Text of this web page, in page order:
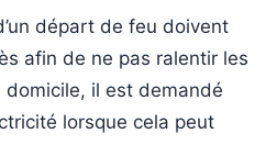
départ de feu doivent
afin de ne pas ralentir les
il est demandé
lorsque cela peut